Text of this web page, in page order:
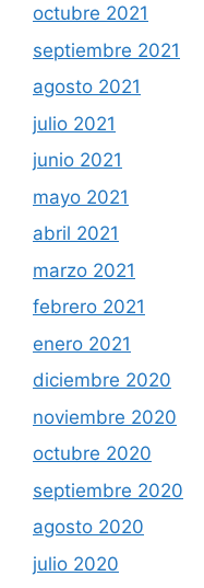
octubre 2021
septiembre 2021
agosto 2021
julio 2021
junio 2021
mayo 2021
abril 2021
marzo 2021
febrero 2021
enero 2021
diciembre 2020
noviembre 2020
octubre 2020
septiembre 2020
agosto 2020
julio 2020